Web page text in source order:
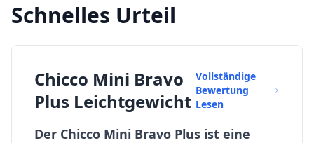
Schnelles Urteil
Chicco Mini Bravo
Plus Leichtgewicht
Vollständige
Bewertung
Lesen
Der Chicco Mini Bravo Plus ist eine